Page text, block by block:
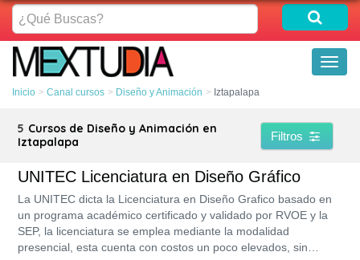
¿Qué
Buscas?
Inicio Canal cursos Diseño y Animación Iztapalapa
5 Cursos de Diseño y Animación en
Iztapalapa
Filtros
UNITEC Licenciatura en Diseño Gráfico
La UNITEC dicta la Licenciatura en Diseño Grafico basado en
un programa académico certificado y validado por RVOE y la
SEP, la licenciatura se emplea mediante la modalidad
presencial, esta cuenta con costos un poco elevados, sin